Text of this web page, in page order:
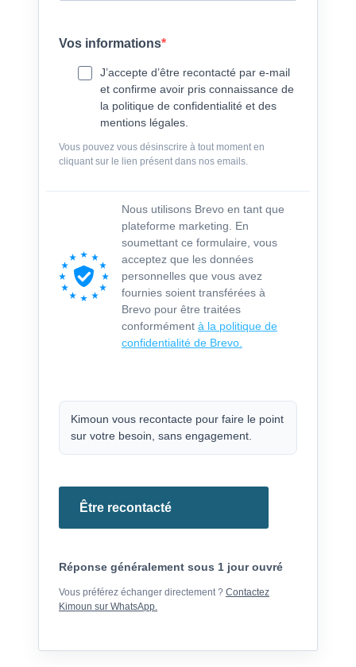
Vos informations
J’accepte d’être recontacté par e-mail
et confirme avoir pris connaissance de
la politique de confidentialité et des
mentions légales.
Vous pouvez vous désinscrire à tout moment en
cliquant sur le lien présent dans nos emails.
Nous utilisons Brevo en tant que
plateforme marketing. En
soumettant ce formulaire, vous
acceptez que les données
personnelles que vous avez
fournies soient transférées à
Brevo pour être traitées
conformément à la politique de
confidentialité de Brevo.
Kimoun vous recontacte pour faire le point
sur votre besoin, sans engagement.
Être recontacté
Réponse généralement sous 1 jour ouvré
Vous préférez échanger directement ? Contactez
Kimoun sur WhatsApp.